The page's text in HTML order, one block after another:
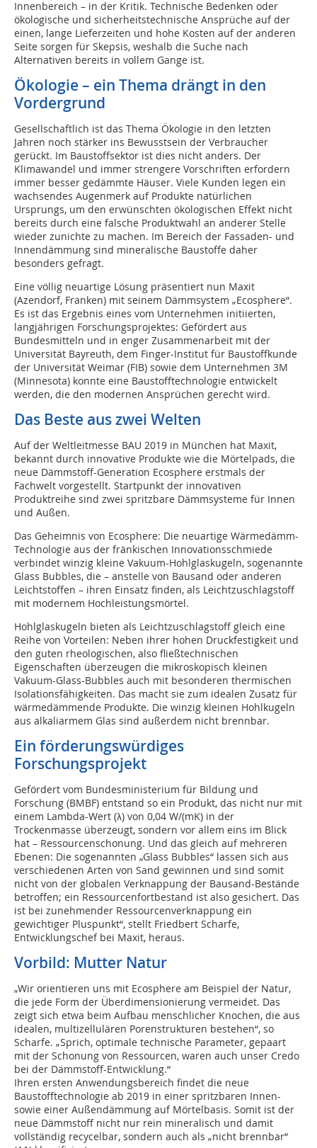
Innenbereich – in der Kritik. Technische Bedenken oder
ökologische und sicherheitstechnische Ansprüche auf der
einen, lange Lieferzeiten und hohe Kosten auf der anderen
Seite sorgen für Skepsis, weshalb die Suche nach
Alternativen bereits in vollem Gange ist.
Ökologie – ein Thema drängt in den
Vordergrund
Gesellschaftlich ist das Thema Ökologie in den letzten
Jahren noch stärker ins Bewusstsein der Verbraucher
gerückt. Im Baustoffsektor ist dies nicht anders. Der
Klimawandel und immer strengere Vorschriften erfordern
immer besser gedämmte Häuser. Viele Kunden legen ein
wachsendes Augenmerk auf Produkte natürlichen
Ursprungs, um den erwünschten ökologischen Effekt nicht
bereits durch eine falsche Produktwahl an anderer Stelle
wieder zunichte zu machen. Im Bereich der Fassaden- und
Innendämmung sind mineralische Baustoffe daher
besonders gefragt.
Eine völlig neuartige Lösung präsentiert nun Maxit
(Azendorf, Franken) mit seinem Dämmsystem „Ecosphere“.
Es ist das Ergebnis eines vom Unternehmen initiierten,
langjährigen Forschungsprojektes: Gefördert aus
Bundesmitteln und in enger Zusammenarbeit mit der
Universität Bayreuth, dem Finger-Institut für Baustoffkunde
der Universität Weimar (FIB) sowie dem Unternehmen 3M
(Minnesota) konnte eine Baustofftechnologie entwickelt
werden, die den modernen Ansprüchen gerecht wird.
Das Beste aus zwei Welten
Auf der Weltleitmesse BAU 2019 in München hat Maxit,
bekannt durch innovative Produkte wie die Mörtelpads, die
neue Dämmstoff-Generation Ecosphere erstmals der
Fachwelt vorgestellt. Startpunkt der innovativen
Produktreihe sind zwei spritzbare Dämmsysteme für Innen
und Außen.
Das Geheimnis von Ecosphere: Die neuartige Wärmedämm-
Technologie aus der fränkischen Innovationsschmiede
verbindet winzig kleine Vakuum-Hohlglaskugeln, sogenannte
Glass Bubbles, die – anstelle von Bausand oder anderen
Leichtstoffen – ihren Einsatz finden, als Leichtzuschlagstoff
mit modernem Hochleistungsmörtel.
Hohlglaskugeln bieten als Leichtzuschlagstoff gleich eine
Reihe von Vorteilen: Neben ihrer hohen Druckfestigkeit und
den guten rheologischen, also fließtechnischen
Eigenschaften überzeugen die mikroskopisch kleinen
Vakuum-Glass-Bubbles auch mit besonderen thermischen
Isolationsfähigkeiten. Das macht sie zum idealen Zusatz für
wärmedämmende Produkte. Die winzig kleinen Hohlkugeln
aus alkaliarmem Glas sind außerdem nicht brennbar.
Ein förderungswürdiges
Forschungsprojekt
Gefördert vom Bundesministerium für Bildung und
Forschung (BMBF) entstand so ein Produkt, das nicht nur mit
einem Lambda-Wert (λ) von 0,04 W/(mK) in der
Trockenmasse überzeugt, sondern vor allem eins im Blick
hat – Ressourcenschonung. Und das gleich auf mehreren
Ebenen: Die sogenannten „Glass Bubbles“ lassen sich aus
verschiedenen Arten von Sand gewinnen und sind somit
nicht von der globalen Verknappung der Bausand-Bestände
betroffen; ein Ressourcenfortbestand ist also gesichert. Das
ist bei zunehmender Ressourcenverknappung ein
gewichtiger Pluspunkt“, stellt Friedbert Scharfe,
Entwicklungschef bei Maxit, heraus.
Vorbild: Mutter Natur
„Wir orientieren uns mit Ecosphere am Beispiel der Natur,
die jede Form der Überdimensionierung vermeidet. Das
zeigt sich etwa beim Aufbau menschlicher Knochen, die aus
idealen, multizellulären Porenstrukturen bestehen“, so
Scharfe. „Sprich, optimale technische Parameter, gepaart
mit der Schonung von Ressourcen, waren auch unser Credo
bei der Dämmstoff-Entwicklung.“
Ihren ersten Anwendungsbereich findet die neue
Baustofftechnologie ab 2019 in einer spritzbaren Innen-
sowie einer Außendämmung auf Mörtelbasis. Somit ist der
neue Dämmstoff nicht nur rein mineralisch und damit
vollständig recycelbar, sondern auch als „nicht brennbar“